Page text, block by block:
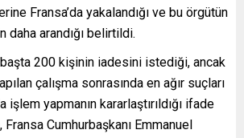
Fransa’da yakalandığı ve bu örgütün
arandığı belirtildi.
200 kişinin iadesini istediği, ancak
çalışma sonrasında en ağır suçları
işlem yapmanın kararlaştırıldığı ifade
Fransa Cumhurbaşkanı Emmanuel